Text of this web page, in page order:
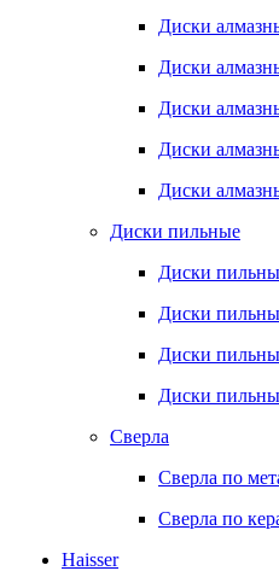
Диски
Диски
Диски
Диски
Диски
Диски пильные
Диски
Диски
Диски
Диски
Сверла
Сверла по
Сверла по
Haisser